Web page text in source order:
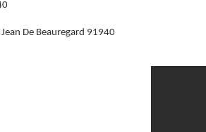
De Beauregard 91940